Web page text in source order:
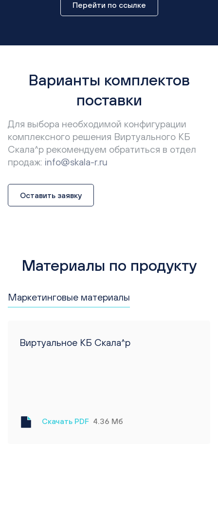
Перейти по ссылке
Варианты комплектов
поставки
Для выбора необходимой конфигурации
комплексного решения Виртуального КБ
Скала^р рекомендуем обратиться в отдел
продаж: info@skala-r.ru
Оставить заявку
Материалы по продукту
Маркетинговые материалы
Виртуальное КБ Скала^р
Скачать PDF 4.36 Мб